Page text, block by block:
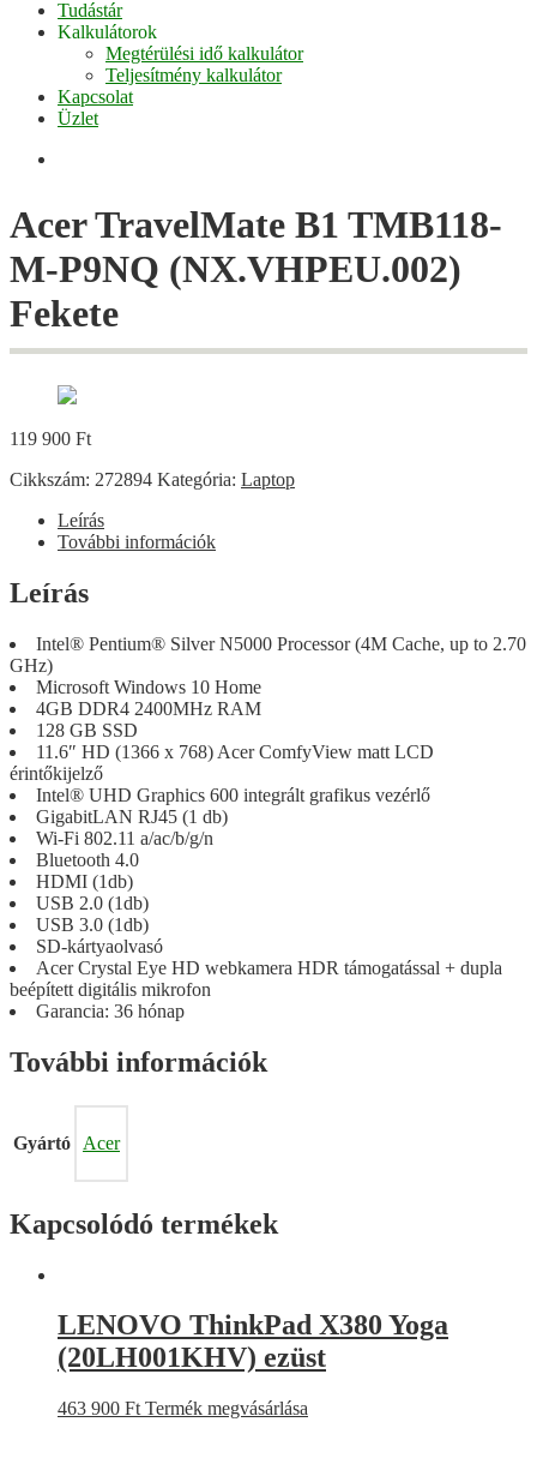
Tudástár
Kalkulátorok
Megtérülési idő kalkulátor
Teljesítmény kalkulátor
Kapcsolat
Üzlet
Acer TravelMate B1 TMB118-
M-P9NQ (NX.VHPEU.002)
Fekete
119 900 Ft
Cikkszám: 272894 Kategória: Laptop
Leírás
További információk
Leírás
Intel® Pentium® Silver N5000 Processor (4M Cache, up to 2.70
GHz)
Microsoft Windows 10 Home
4GB DDR4 2400MHz RAM
128 GB SSD
11.6″ HD (1366 x 768) Acer ComfyView matt LCD
érintőkijelző
Intel® UHD Graphics 600 integrált grafikus vezérlő
GigabitLAN RJ45 (1 db)
Wi-Fi 802.11 a/ac/b/g/n
Bluetooth 4.0
HDMI (1db)
USB 2.0 (1db)
USB 3.0 (1db)
SD-kártyaolvasó
Acer Crystal Eye HD webkamera HDR támogatással + dupla
beépített digitális mikrofon
Garancia: 36 hónap
További információk
Gyártó Acer
Kapcsolódó termékek
LENOVO ThinkPad X380 Yoga
(20LH001KHV) ezüst
463 900 Ft Termék megvásárlása